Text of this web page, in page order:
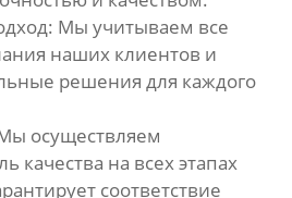
Мы учитываем все
наших клиентов и
решения для каждого
осуществляем
качества на всех этапах
соответствие